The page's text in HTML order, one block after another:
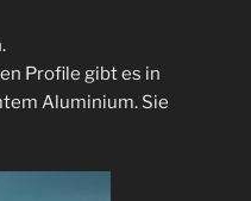
Profile gibt es in
Aluminium. Sie